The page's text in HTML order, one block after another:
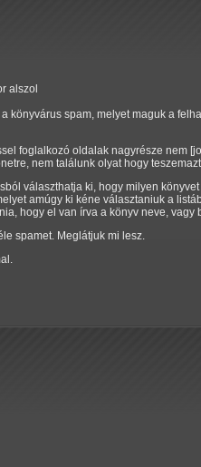
alszol
spam, melyet maguk a
foglalkozó oldalak nagyrésze nem
nem találunk olyat hogy
választhatja ki, hogy milyen
amúgy ki kéne választaniuk a
hogy el van írva a könyv neve, vagy
spamet. Meglátjuk mi lesz.